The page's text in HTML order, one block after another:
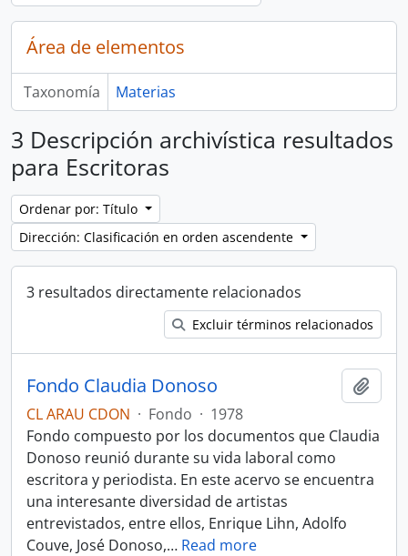
Área de elementos
Taxonomía Materias
3 Descripción archivística resultados
para Escritoras
Ordenar por: Título
Dirección: Clasificación en orden ascendente
3 resultados directamente relacionados
Excluir términos relacionados
Fondo Claudia Donoso
CL ARAU CDON · Fondo · 1978
Fondo compuesto por los documentos que Claudia
Donoso reunió durante su vida laboral como
escritora y periodista. En este acervo se encuentra
una interesante diversidad de artistas
entrevistados, entre ellos, Enrique Lihn, Adolfo
Couve, José Donoso,… Read more